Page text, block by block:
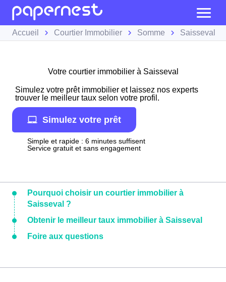
Accueil Courtier Immobilier Somme Saisseval
Votre courtier immobilier à Saisseval
Simulez votre prêt immobilier et laissez nos experts
trouver le meilleur taux selon votre profil.
Simulez votre prêt
Simple et rapide : 6 minutes suffisent
Service gratuit et sans engagement
Pourquoi choisir un courtier immobilier à
Saisseval ?
Obtenir le meilleur taux immobilier à Saisseval
Foire aux questions